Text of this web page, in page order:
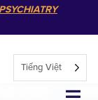
PSYCHIATRY
Tiếng Việt